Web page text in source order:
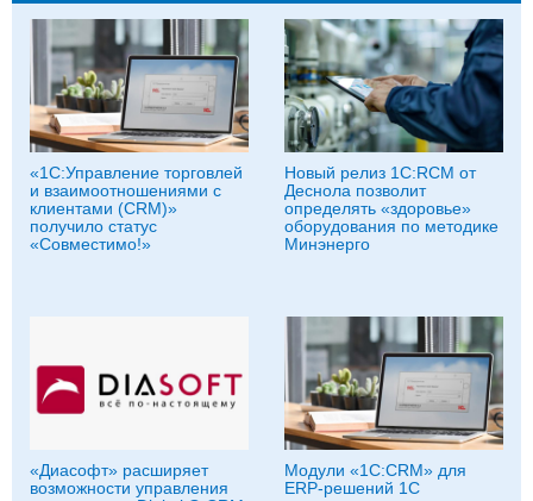
«1С:Управление торговлей
и взаимоотношениями с
клиентами (CRM)»
получило статус
«Совместимо!»
Новый релиз 1С:RCM от
Деснола позволит
определять «здоровье»
оборудования по методике
Минэнерго
«Диасофт» расширяет
возможности управления
Модули «1С:CRM» для
ERP-решений 1С